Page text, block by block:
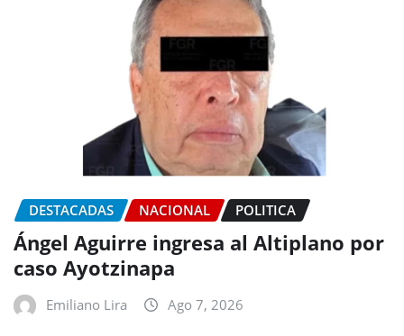
DESTACADAS NACIONAL POLITICA
Ángel Aguirre ingresa al Altiplano por
caso Ayotzinapa
Emiliano Lira Ago 7, 2026